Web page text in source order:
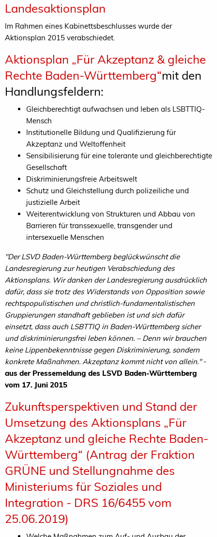
Landesaktionsplan
Im Rahmen eines Kabinettsbeschlusses wurde der
Aktionsplan 2015 verabschiedet.
Aktionsplan „Für Akzeptanz & gleiche
Rechte Baden-Württemberg“mit den
Handlungsfeldern:
Gleichberechtigt aufwachsen und leben als LSBTTIQ-
Mensch
Institutionelle Bildung und Qualifizierung für
Akzeptanz und Weltoffenheit
Sensibilisierung für eine tolerante und gleichberechtigte
Gesellschaft
Diskriminierungsfreie Arbeitswelt
Schutz und Gleichstellung durch polizeiliche und
justizielle Arbeit
Weiterentwicklung von Strukturen und Abbau von
Barrieren für transsexuelle, transgender und
intersexuelle Menschen
"Der LSVD Baden-Württemberg beglückwünscht die
Landesregierung zur heutigen Verabschiedung des
Aktionsplans. Wir danken der Landesregierung ausdrücklich
dafür, dass sie trotz des Widerstands von Opposition sowie
rechtspopulistischen und christlich-fundamentalistischen
Gruppierungen standhaft geblieben ist und sich dafür
einsetzt, dass auch LSBTTIQ in Baden-Württemberg sicher
und diskriminierungsfrei leben können. – Denn wir brauchen
keine Lippenbekenntnisse gegen Diskriminierung, sondern
konkrete Maßnahmen. Akzeptanz kommt nicht von allein."-
aus der Pressemeldung des LSVD Baden-Württemberg
vom 17. Juni 2015
Zukunftsperspektiven und Stand der
Umsetzung des Aktionsplans „Für
Akzeptanz und gleiche Rechte Baden-
Württemberg“ (Antrag der Fraktion
GRÜNE und Stellungnahme des
Ministeriums für Soziales und
Integration - DRS 16/6455 vom
25.06.2019)